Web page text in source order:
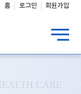
홈 로그인 회원가입
CARE